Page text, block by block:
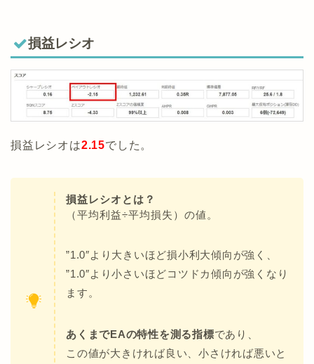
損益レシオ
損益レシオは2.15でした。
損益レシオとは？
（平均利益÷平均損失）の値。
”1.0″より大きいほど損小利大傾向が強く、
”1.0″より小さいほどコツドカ傾向が強くなり
ます。
あくまでEAの特性を測る指標であり、
この値が大きければ良い、小さければ悪いと